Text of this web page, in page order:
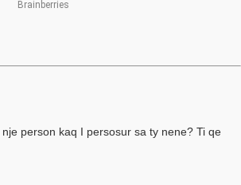
person kaq I persosur sa ty nene? Ti qe